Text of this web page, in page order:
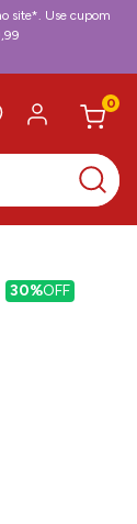
site*. Use cupom
0
30%OFF